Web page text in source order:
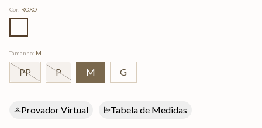
Cor: ROXO
Tamanho: M
PP P M G
Provador Virtual Tabela de Medidas